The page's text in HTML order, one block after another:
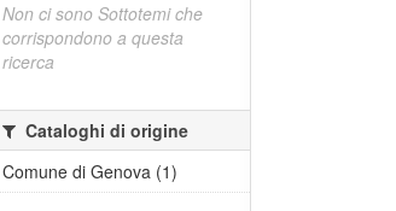
Non ci sono Sottotemi che
corrispondono a questa
ricerca
Cataloghi di origine
Comune di Genova (1)